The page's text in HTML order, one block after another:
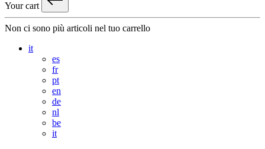
Your cart
Non ci sono più articoli nel tuo carrello
it
es
fr
pt
en
de
nl
be
it